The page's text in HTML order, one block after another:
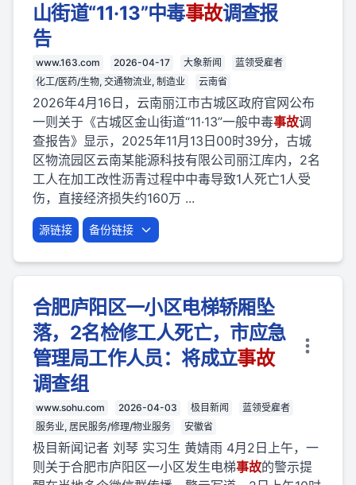
山街道“11·13”中毒事故调查报
告
www.163.com 2026-04-17 大象新闻
蓝领受雇者
化工/医药/生物, 交通物流业, 制造业
云南省
2026年4月16日，云南丽江市古城区政府官网公布
一则关于《古城区金山街道“11·13”一般中毒事故调
查报告》显示，2025年11月13日00时39分，古城
区物流园区云南某能源科技有限公司丽江库内，2名
工人在加工改性沥青过程中中毒导致1人死亡1人受
伤，直接经济损失约160万 ...
源链接 备份链接
合肥庐阳区一小区电梯轿厢坠
落，2名检修工人死亡，市应急
管理局工作人员：将成立事故
调查组
www.sohu.com 2026-04-03 极目新闻
蓝领受雇者
服务业, 居民服务/修理/物业服务
安徽省
极目新闻记者 刘琴 实习生 黄婧雨 4月2日上午，一
则关于合肥市庐阳区一小区发生电梯事故的警示提